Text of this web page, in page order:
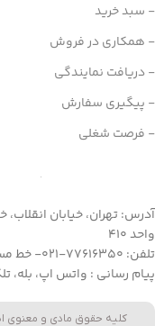
- سبد خرید
- همکاری در فروش
- دریافت نمایندگی
- پیگیری سفارش
- فرصت شغلی
آدرس: تهران، خیابان انقلاب،
واحد 410
تلفن: 77616350-021- خط مستقیم: 91303098-021
پیام رسانی : واتس اپ، بله، تلگرام:
کلیه حقوق مادی و معنوی